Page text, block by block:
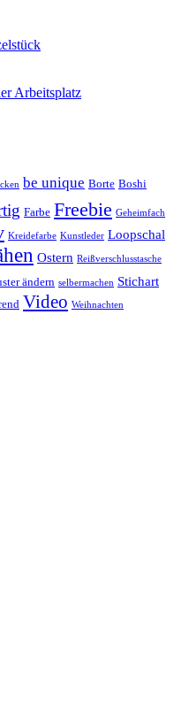
Arbeitsplatz
be unique Borte Boshi
Farbe Freebie Geheimfach
Kreidefarbe Kunstleder Loopschal
Ostern Reißverschlusstasche
ändern selbermachen Stichart
Video Weihnachten